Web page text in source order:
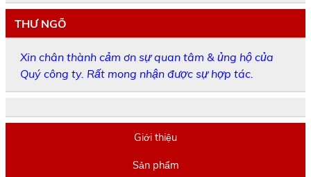
THƯ NGÕ
Xin chân thành cảm ơn sự quan tâm & ủng hộ của
Quý công ty. Rất mong nhận được sự hợp tác.
Giới thiệu
Sản phẩm